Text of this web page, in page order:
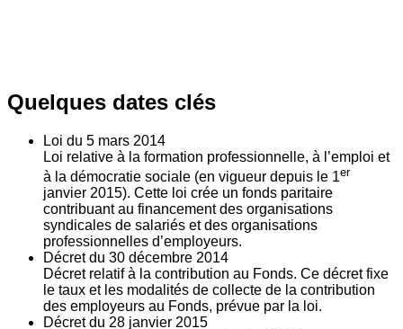
Quelques dates clés
Loi du 5 mars 2014
Loi relative à la formation professionnelle, à l’emploi et
à la démocratie sociale (en vigueur depuis le 1er
janvier 2015). Cette loi crée un fonds paritaire
contribuant au financement des organisations
syndicales de salariés et des organisations
professionnelles d’employeurs.
Décret du 30 décembre 2014
Décret relatif à la contribution au Fonds. Ce décret fixe
le taux et les modalités de collecte de la contribution
des employeurs au Fonds, prévue par la loi.
Décret du 28 janvier 2015